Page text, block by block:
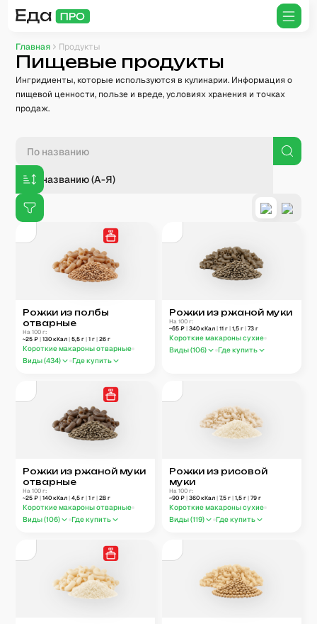
Главная Продукты
Пищевые продукты
Ингридиенты, которые используются в кулинарии. Информация о
пищевой ценности, пользе и вреде, условиях хранения и точках
продаж.
По названию (А-Я)
Рожки из полбы
отварные
На 100 г:
~25 ₽| 130 кКал| 5,5 г| 1 г| 26 г
Короткие макароны отварные
Виды (434) Где купить
Рожки из ржаной муки
На 100 г:
~65 ₽ | 340 кКал | 11 г | 1,5 г | 73 г
Короткие макароны сухие
Виды (106) Где купить
Рожки из ржаной муки
отварные
На 100 г:
~25 ₽| 140 кКал| 4,5 г| 1 г| 28 г
Короткие макароны отварные
Виды (106) Где купить
Рожки из рисовой
муки
На 100 г:
~90 ₽ | 360 кКал | 7,5 г | 1,5 г | 79 г
Короткие макароны сухие
Виды (119) Где купить